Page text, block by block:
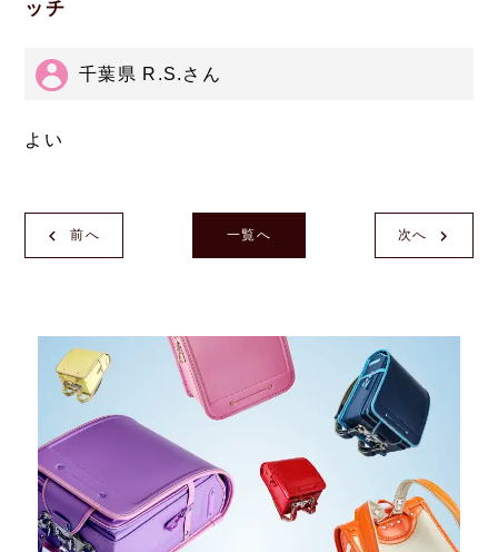
ッチ
千葉県 R.S.さん
よい
前へ 次へ
一覧へ